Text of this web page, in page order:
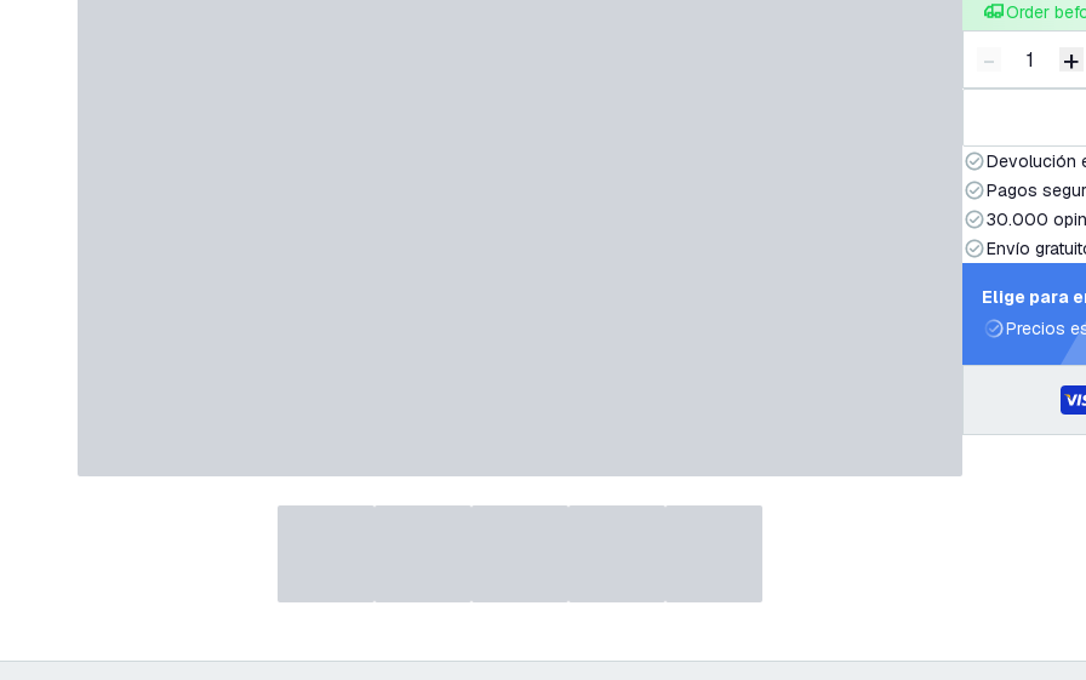
Order
Disminuir
- +
Devolución
Pagos
30.000
Envío
Elige para
Precios